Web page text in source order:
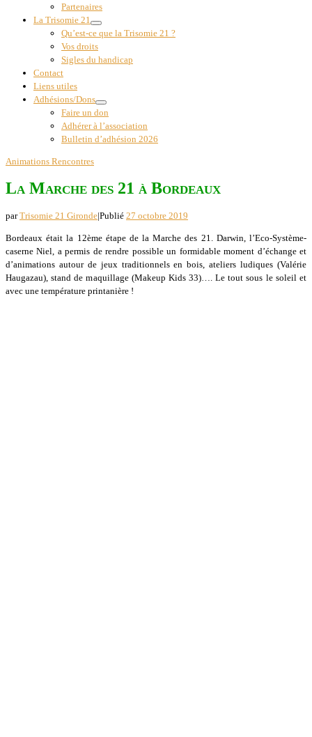
Partenaires
La Trisomie 21
Qu’est-ce que la Trisomie 21 ?
Vos droits
Sigles du handicap
Contact
Liens utiles
Adhésions/Dons
Faire un don
Adhérer à l’association
Bulletin d’adhésion 2026
Animations Rencontres
La Marche des 21 à Bordeaux
parTrisomie 21 Gironde|Publié 27 octobre 2019
Bordeaux était la 12ème étape de la Marche des 21. Darwin, l’Eco-Système-
caserne Niel, a permis de rendre possible un formidable moment d’échange et
d’animations autour de jeux traditionnels en bois, ateliers ludiques (Valérie
Haugazau), stand de maquillage (Makeup Kids 33)…. Le tout sous le soleil et
avec une température printanière !